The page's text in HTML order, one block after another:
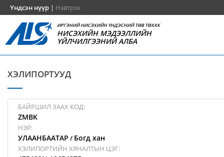
Үндсэн нүүр | Нэвтрэх
ИРГЭНИЙ НИСЭХИЙН ҮНДЭСНИЙ ТӨВ ТӨХХК
НИСЭХИЙН МЭДЭЭЛЛИЙН
ҮЙЛЧИЛГЭЭНИЙ АЛБА
ХЭЛИПОРТУУД
БАЙРШИЛ ЗААХ КОД:
ZMBK
НЭР:
УЛААНБААТАР / Богд хан
ХЭЛИПОРТИЙН ХЯНАЛТЫН ЦЭГ: